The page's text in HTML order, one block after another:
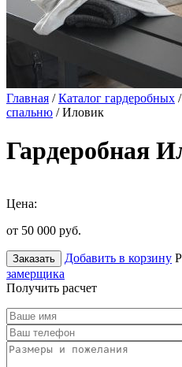
Главная /Каталог гардеробных /
спальню / Иловик
Гардеробная
Цена:
от 50 000 руб.
Заказать Добавить в корзину
замерщика
Получить расчет